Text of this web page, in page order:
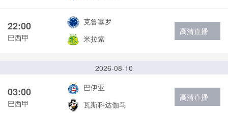
22:00
巴西甲
克鲁塞罗
米拉索
高清直播
2026-08-10
03:00
巴西甲
巴伊亚
瓦斯科达伽马
高清直播